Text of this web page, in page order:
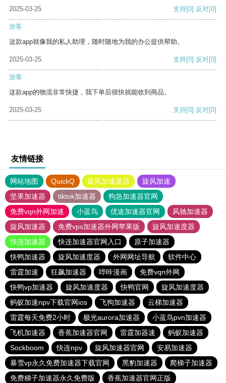
2025-03-25
支持[0] 反对[0]
游客
这款app就像我的私人助理，随时随地为我的办公提供帮助。
2025-03-25 支持[0] 反对[0]
游客
这款app的物流非常快捷，我下单后很快就能收到商品。
2025-03-25 支持[0] 反对[0]
友情链接
网站地图 QuickQ 旋风加速度器
旋风加速
坚果加速器
tiktok加速器
狗急加速器官网
免费vqn外网加速
小蓝鸟 优途加速器官网
风驰加速器
旋风加速器
免费vps加速器外网苹果版
旋风加速度器
快连加速器
快连加速器官网入口
原子加速器
快鸭加速器
旋风加速度器 外网网址导航
软件中心
雷霆加速
狂飙加速器 哔咔漫画
免费vqn外网
快鸭vp加速器
旋风加速度器 快鸭官网
旋风加速度器
蚂蚁加速npv下载官网ios
飞狗加速器
云梯加速器
雷霆每天免费2小时
极光aurora加速器
小蓝鸟pvn加速器
飞机加速器
香蕉加速器官网 雷霆加器速
蚂蚁加速器
Sockboom
快连npv 旋风加速器官网
安易加速器
暴雪vp永久免费加速器下载官网
黑豹加速器
爬梯子加速器
免费梯子加速器永久免费版
香蕉加速器官网正版